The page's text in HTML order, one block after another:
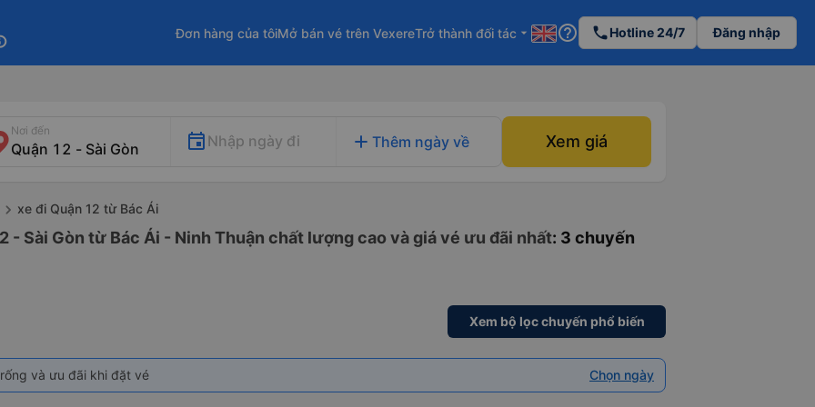
Đơn hàng của tôiMở bán vé trên VexereTrở thành đối tác arrow_drop_down help_outline phoneHotline 24/7 Đăng nhập
Nơi đến
Nhập ngày đi add Thêm ngày về Xem giá
xe đi Quận 12 từ Bác Ái
- Sài Gòn từ Bác Ái - Ninh Thuận chất lượng cao và giá vé ưu đãi nhất: 3 chuyến
Xem bộ lọc chuyến phổ biến
và ưu đãi khi đặt vé Chọn ngày